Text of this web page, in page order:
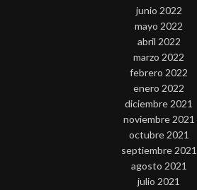
junio 2022
mayo 2022
abril 2022
marzo 2022
febrero 2022
enero 2022
diciembre 2021
noviembre 2021
octubre 2021
septiembre 2021
agosto 2021
julio 2021